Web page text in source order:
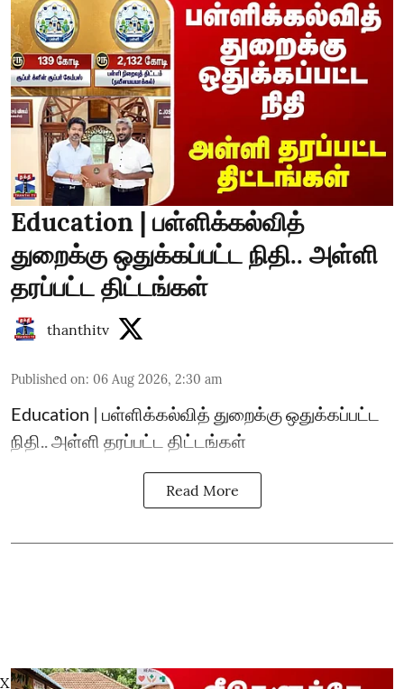
Education | பள்ளிக்கல்வித்
துறைக்கு ஒதுக்கப்பட்ட நிதி.. அள்ளி
தரப்பட்ட திட்டங்கள்
thanthitv
Published on: 06 Aug 2026, 2:30 am
Education | பள்ளிக்கல்வித் துறைக்கு ஒதுக்கப்பட்ட
நிதி.. அள்ளி தரப்பட்ட திட்டங்கள்
Read More
X